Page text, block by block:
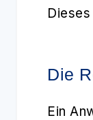
Die
Ein